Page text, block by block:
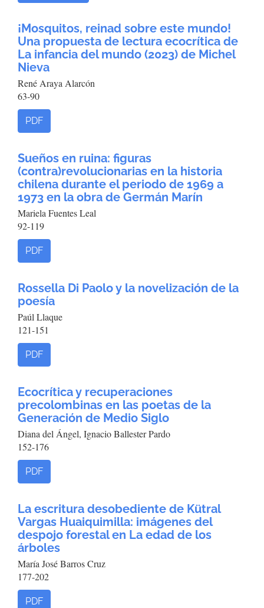
¡Mosquitos, reinad sobre este mundo!
Una propuesta de lectura ecocrítica de
La infancia del mundo (2023) de Michel
Nieva
René Araya Alarcón
63-90
PDF
Sueños en ruina: figuras
(contra)revolucionarias en la historia
chilena durante el periodo de 1969 a
1973 en la obra de Germán Marín
Mariela Fuentes Leal
92-119
PDF
Rossella Di Paolo y la novelización de la
poesía
Paúl Llaque
121-151
PDF
Ecocrítica y recuperaciones
precolombinas en las poetas de la
Generación de Medio Siglo
Diana del Ángel, Ignacio Ballester Pardo
152-176
PDF
La escritura desobediente de Kütral
Vargas Huaiquimilla: imágenes del
despojo forestal en La edad de los
árboles
María José Barros Cruz
177-202
PDF